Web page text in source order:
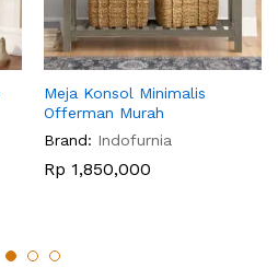
Meja Konsol Minimalis
Offerman Murah
Brand: Indofurnia
Rp 1,850,000